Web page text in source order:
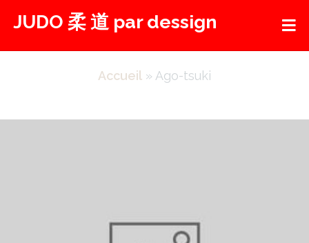
JUDO 柔 道 par dessign
Accueil » Ago-tsuki